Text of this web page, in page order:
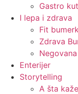
Gastro
I lepa i zdrava
Fit
Zdrava
Enterijer
Storytelling
A šta